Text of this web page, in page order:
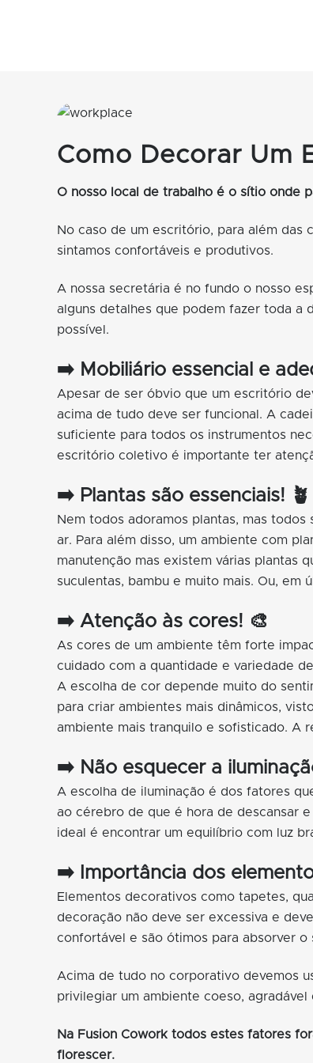
Como Decorar Um
O nosso local de trabalho é o sítio onde
No caso de um escritório, para além das
sintamos confortáveis e produtivos.
A nossa secretária é no fundo o nosso
alguns detalhes que podem fazer toda a
possível.
➡️ Mobiliário essencial e
Apesar de ser óbvio que um escritório
acima de tudo deve ser funcional. A
suficiente para todos os instrumentos
escritório coletivo é importante ter
➡️ Plantas são essenciais! 🪴
Nem todos adoramos plantas, mas
ar. Para além disso, um ambiente com
manutenção mas existem várias plantas
suculentas, bambu e muito mais. Ou, em
➡️ Atenção às cores! 🎨
As cores de um ambiente têm forte
cuidado com a quantidade e variedade
A escolha de cor depende muito do
para criar ambientes mais dinâmicos,
ambiente mais tranquilo e sofisticado. A
➡️ Não esquecer a
A escolha de iluminação é dos fatores
ao cérebro de que é hora de descansar
ideal é encontrar um equilíbrio com luz
➡️ Importância dos
Elementos decorativos como tapetes,
decoração não deve ser excessiva e
confortável e são ótimos para absorver o
Acima de tudo no corporativo devemos
privilegiar um ambiente coeso, agradável
Na Fusion Cowork todos estes fatores
florescer.